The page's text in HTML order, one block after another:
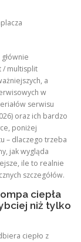
/ multisplit
a
w
serwisu
oraz ich bardzo
poniżej
– dlaczego trzeba
jak wygląda
ile to realnie
szczegółów.
ciepła
niż tylko
ciepło z